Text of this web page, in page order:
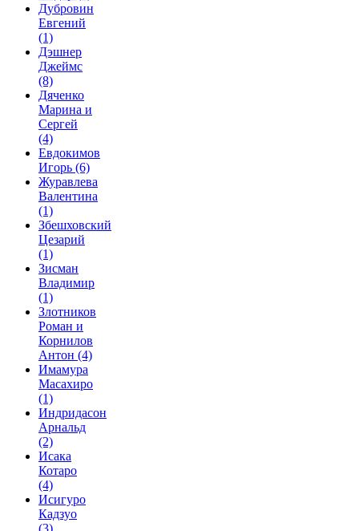
Дубровин
Евгений
(1)
Дэшнер
Джеймс
(8)
Дяченко
Марина и
Сергей
(4)
Евдокимов
Игорь (6)
Журавлева
Валентина
(1)
Збешховский
Цезарий
(1)
Зисман
Владимир
(1)
Злотников
Роман и
Корнилов
Антон (4)
Имамура
Масахиро
(1)
Индридасон
Арнальд
(2)
Исака
Котаро
(4)
Исигуро
Кадзуо